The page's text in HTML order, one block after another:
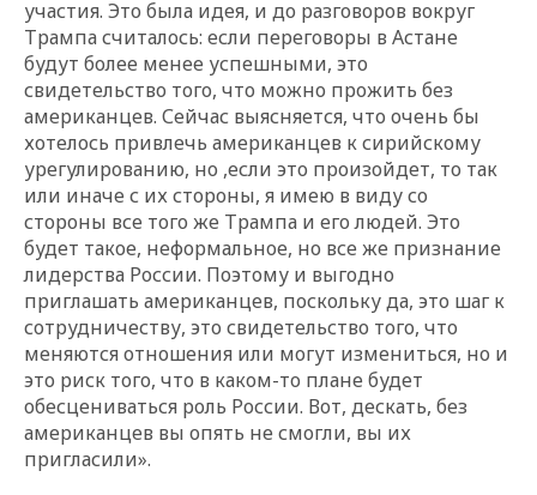
участия. Это была идея, и до разговоров вокруг
Трампа считалось: если переговоры в Астане
будут более менее успешными, это
свидетельство того, что можно прожить без
американцев. Сейчас выясняется, что очень бы
хотелось привлечь американцев к сирийскому
урегулированию, но ,если это произойдет, то так
или иначе с их стороны, я имею в виду со
стороны все того же Трампа и его людей. Это
будет такое, неформальное, но все же признание
лидерства России. Поэтому и выгодно
приглашать американцев, поскольку да, это шаг к
сотрудничеству, это свидетельство того, что
меняются отношения или могут измениться, но и
это риск того, что в каком-то плане будет
обесцениваться роль России. Вот, дескать, без
американцев вы опять не смогли, вы их
пригласили».